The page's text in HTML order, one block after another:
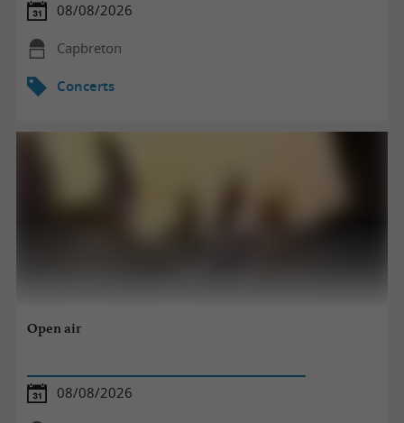
08/08/2026
Capbreton
Concerts
Open air
08/08/2026